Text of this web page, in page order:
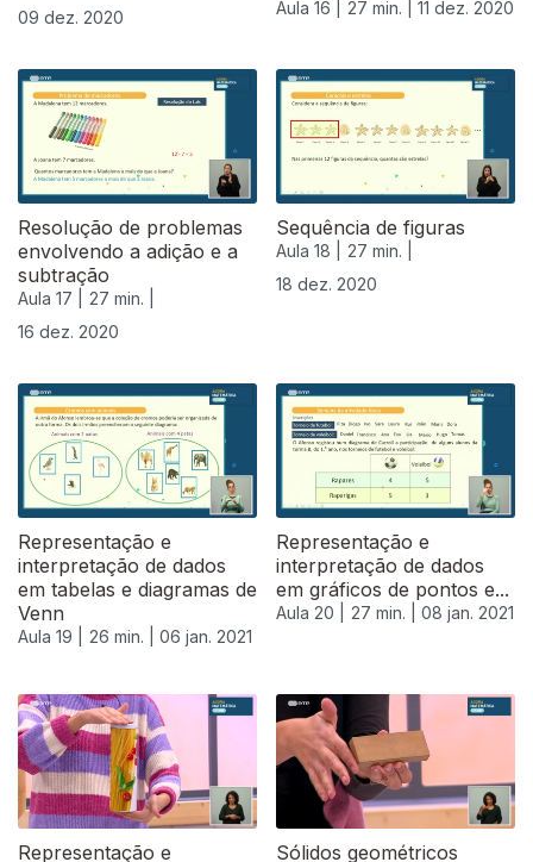
09 dez. 2020
Aula 16 | 27 min. | 11 dez. 2020
Resolução de problemas
envolvendo a adição e a
subtração
Aula 17 |
27 min. |
16 dez. 2020
Sequência de figuras
Aula 18 |
27 min. |
18 dez. 2020
Representação e
interpretação de dados
em tabelas e diagramas de
Venn
Aula 19 | 26 min. | 06 jan. 2021
Representação e
interpretação de dados
em gráficos de pontos e...
Aula 20 | 27 min. | 08 jan. 2021
Representação e Sólidos geométricos